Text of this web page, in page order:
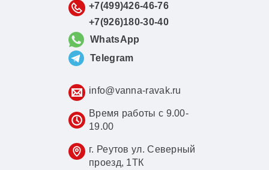
+7(499)426-46-76
+7(926)180-30-40
WhatsApp
Telegram
info@vanna-ravak.ru
Время работы с 9.00-
19.00
г. Реутов ул. Северный
проезд, 1ТК